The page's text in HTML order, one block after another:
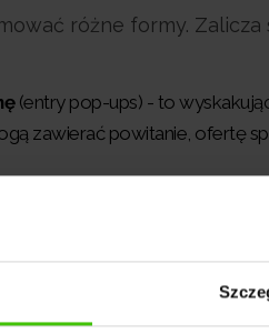
różne formy. Zalicza
(entry pop-ups) - to
zawierać powitanie, ofertę
być używane do promowania
(exit pop-ups) - to
w celu zatrzymania